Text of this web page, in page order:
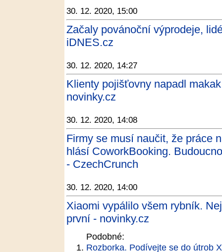
30. 12. 2020, 15:00
Začaly povánoční výprodeje,
iDNES.cz
30. 12. 2020, 14:27
Klienty pojišťovny napadl
novinky.cz
30. 12. 2020, 14:08
Firmy se musí naučit, že práce
hlásí CoworkBooking.
- CzechCrunch
30. 12. 2020, 14:00
Xiaomi vypálilo všem rybník.
první - novinky.cz
Podobné:
Rozborka. Podívejte se do útrob